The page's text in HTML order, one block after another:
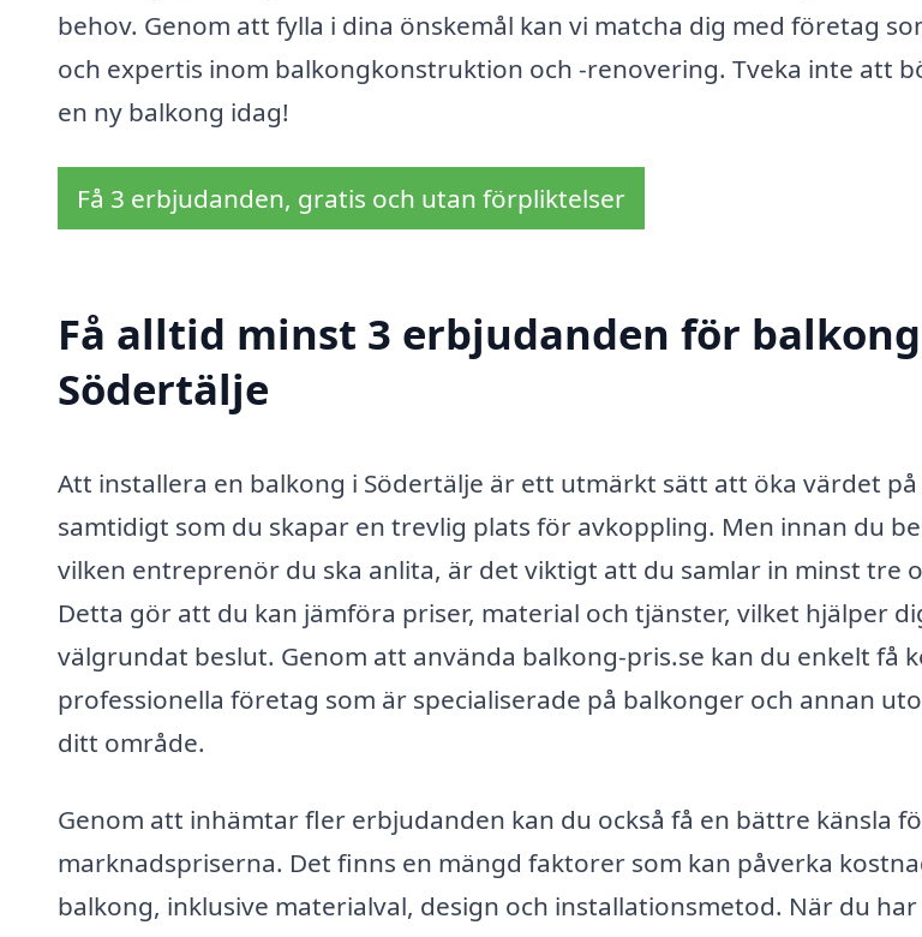
behov. Genom att fylla i dina önskemål kan vi matcha dig med företag
och expertis inom balkongkonstruktion och -renovering. Tveka inte att
en ny balkong idag!
Få 3 erbjudanden, gratis och utan förpliktelser
Få alltid minst 3 erbjudanden för
Södertälje
Att installera en balkong i Södertälje är ett utmärkt sätt att öka värdet
samtidigt som du skapar en trevlig plats för avkoppling. Men innan du
vilken entreprenör du ska anlita, är det viktigt att du samlar in minst tre
Detta gör att du kan jämföra priser, material och tjänster, vilket hjälper
välgrundat beslut. Genom att använda balkong-pris.se kan du enkelt få
professionella företag som är specialiserade på balkonger och annan
ditt område.
Genom att inhämtar fler erbjudanden kan du också få en bättre känsla
marknadspriserna. Det finns en mängd faktorer som kan påverka
balkong, inklusive materialval, design och installationsmetod. När du